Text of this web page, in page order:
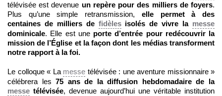
télévisée est devenue un repère pour des milliers de foyers.
Plus qu’une simple retransmission, elle permet à des
centaines de milliers de fidèlesisolés de vivre la messe
dominicale. Elle est une porte d’entrée pour redécouvrir la
mission de l’Église et la façon dont les médias transforment
notre rapport à la foi.
Le colloque « La messe télévisée : une aventure missionnaire »
célébrera les75 ans de la diffusion hebdomadaire de la
messe télévisée, devenue aujourd’hui une véritable institution